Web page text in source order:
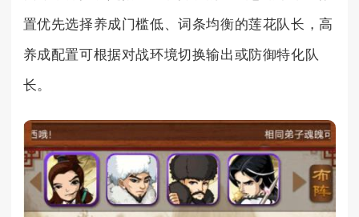
置优先选择养成门槛低、词条均衡的莲花队长，高
养成配置可根据对战环境切换输出或防御特化队
长。